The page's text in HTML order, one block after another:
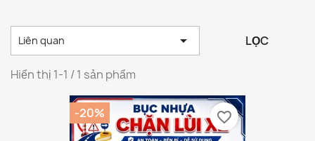
Liên quan  LỌC
Hiển thị 1-1 / 1 sản phẩm
-20% favorite_border